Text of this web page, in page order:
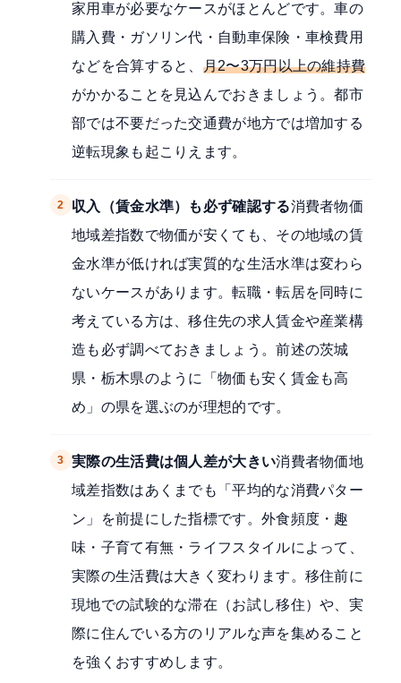
家用車が必要なケースがほとんどです。車の
購入費・ガソリン代・自動車保険・車検費用
などを合算すると、 月2〜3万円以上の維持費
がかかることを見込んでおきましょう。都市
部では不要だった交通費が地方では増加する
逆転現象も起こりえます。
2 収入（賃金水準）も必ず確認する消費者物価
地域差指数で物価が安くても、その地域の賃
金水準が低ければ実質的な生活水準は変わら
ないケースがあります。転職・転居を同時に
考えている方は、移住先の求人賃金や産業構
造も必ず調べておきましょう。前述の茨城
県・栃木県のように「物価も安く賃金も高
め」の県を選ぶのが理想的です。
3 実際の生活費は個人差が大きい消費者物価地
域差指数はあくまでも「平均的な消費パター
ン」を前提にした指標です。外食頻度・趣
味・子育て有無・ライフスタイルによって、
実際の生活費は大きく変わります。移住前に
現地での試験的な滞在（お試し移住）や、実
際に住んでいる方のリアルな声を集めること
を強くおすすめします。